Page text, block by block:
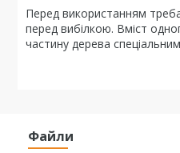
Перед використанням
перед вибілкою. Вміст
частину дерева
Файли